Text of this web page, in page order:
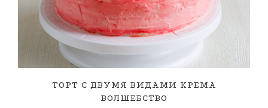
ТОРТ С ДВУМЯ ВИДАМИ КРЕМА
ВОЛШЕБСТВО